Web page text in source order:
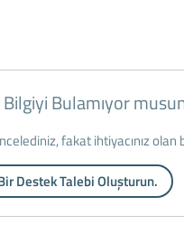
Bilgiyi Bulamıyor
fakat ihtiyacınız olan
Destek Talebi Oluşturun.